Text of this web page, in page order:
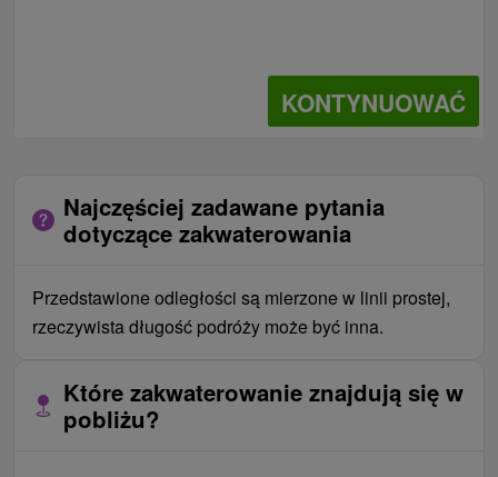
KONTYNUOWAĆ
Najczęściej zadawane pytania
dotyczące zakwaterowania
Przedstawione odległości są mierzone w linii prostej,
rzeczywista długość podróży może być inna.
Które zakwaterowanie znajdują się w
pobliżu?